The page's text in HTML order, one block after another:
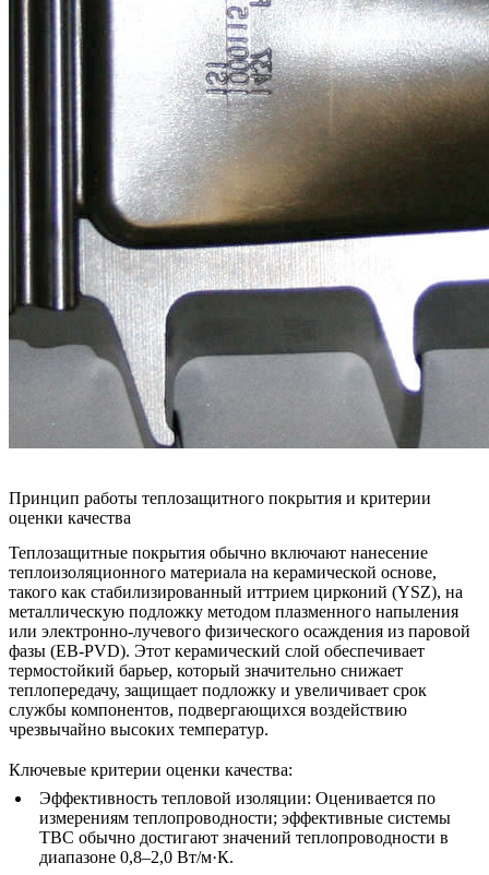
Принцип работы теплозащитного покрытия и критерии
оценки качества
Теплозащитные покрытия обычно включают нанесение
теплоизоляционного материала на керамической основе,
такого как стабилизированный иттрием цирконий (YSZ), на
металлическую подложку методом плазменного напыления
или электронно-лучевого физического осаждения из паровой
фазы (EB-PVD). Этот керамический слой обеспечивает
термостойкий барьер, который значительно снижает
теплопередачу, защищает подложку и увеличивает срок
службы компонентов, подвергающихся воздействию
чрезвычайно высоких температур.
Ключевые критерии оценки качества:
Эффективность тепловой изоляции: Оценивается по
измерениям теплопроводности; эффективные системы
TBC обычно достигают значений теплопроводности в
диапазоне 0,8–2,0 Вт/м·К.